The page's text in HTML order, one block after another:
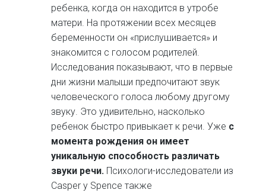
ребенка, когда он находится в утробе
матери. На протяжении всех месяцев
беременности он «прислушивается» и
знакомится с голосом родителей.
Исследования показывают, что в первые
дни жизни малыши предпочитают звук
человеческого голоса любому другому
звуку. Это удивительно, насколько
ребенок быстро привыкает к речи. Уже с
момента рождения он имеет
уникальную способность различать
звуки речи. Психологи-исследователи из
Casper y Spence также